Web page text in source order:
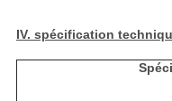
IV. spécification